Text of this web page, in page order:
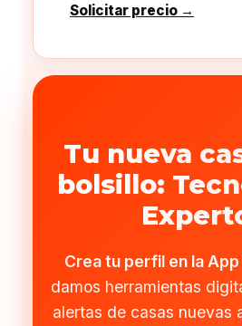
Solicitar precio →
Tu nueva
bolsillo:
Crea tu perfil en la App
damos herramientas
alertas de casas nuevas